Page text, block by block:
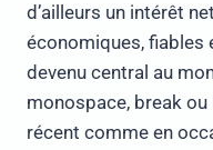
d’ailleurs un intérêt
économiques, fiables
devenu central au
monospace, break
récent comme en